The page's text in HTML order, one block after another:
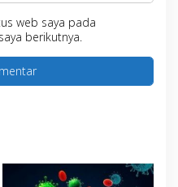
web saya pada
berikutnya.